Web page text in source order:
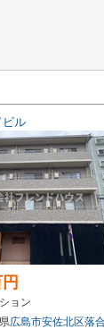
ビル
ョン
広島市安佐北区落合